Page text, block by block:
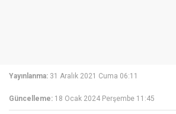
Yayınlanma: 31 Aralık 2021 Cuma 06:11
Güncelleme: 18 Ocak 2024 Perşembe 11:45